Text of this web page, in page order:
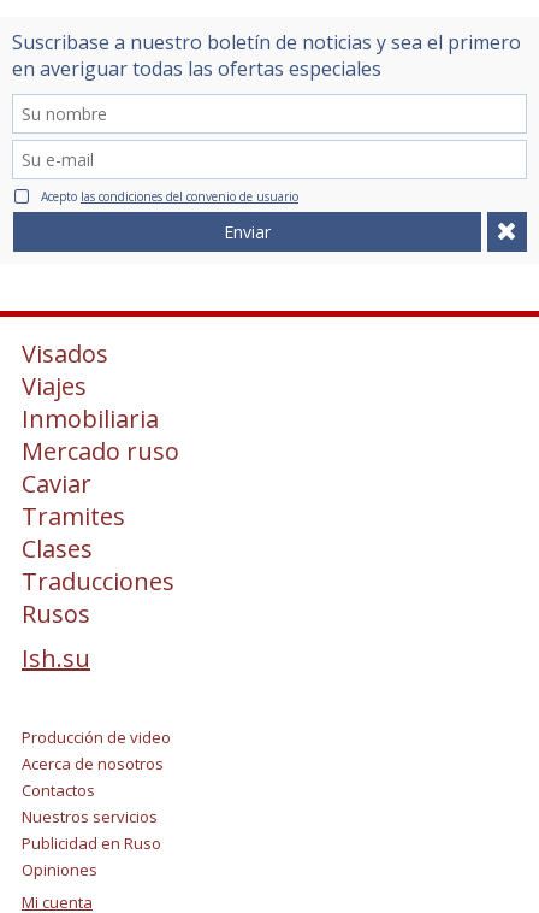
Suscribase a nuestro boletín de noticias y sea el primero
en averiguar todas las ofertas especiales
Acepto las condiciones del convenio de usuario
Enviar
Visados
Viajes
Inmobiliaria
Mercado ruso
Caviar
Tramites
Clases
Traducciones
Rusos
Ish.su
Producción de video
Acerca de nosotros
Contactos
Nuestros servicios
Publicidad en Ruso
Opiniones
Mi cuenta